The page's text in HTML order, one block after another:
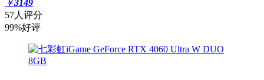
￥3149
57人评分
99%好评